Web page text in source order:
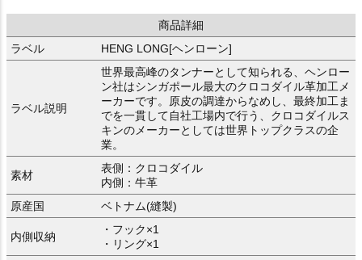
商品詳細
ラベル
HENG LONG[ヘンローン]
ラベル説明
世界最高峰のタンナーとして知られる、ヘンロー
ン社はシンガポール最大のクロコダイル革加工メ
ーカーです。原皮の調達からなめし、最終加工ま
でを一貫して自社工場内で行う、クロコダイルス
キンのメーカーとしては世界トップクラスの企
業。
素材
表側：クロコダイル
内側：牛革
原産国
ベトナム(縫製)
内側収納
・フック×1
・リング×1